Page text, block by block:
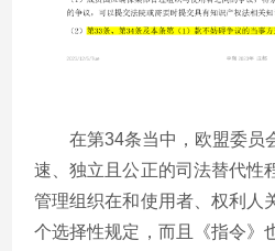
在第34条当中，欧盟委员
速、独立且公正的司法替代性
管理组织在和使用者、权利人
个选择性规定，而且《指令》